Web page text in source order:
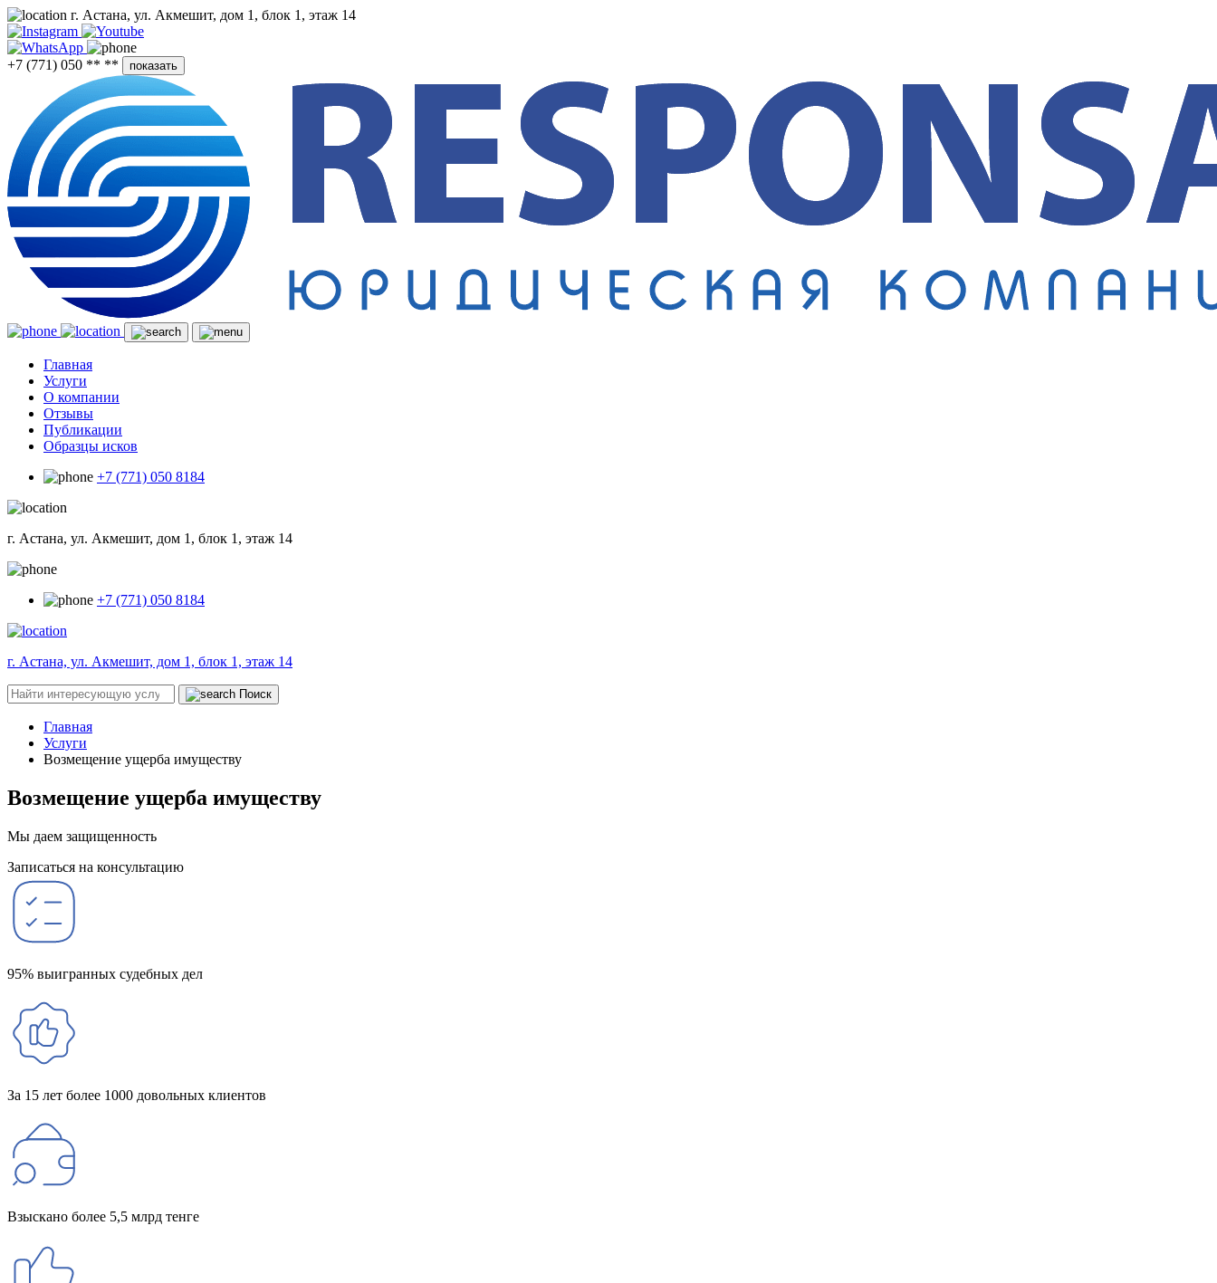
г. Астана, ул. Акмешит, дом 1, блок 1, этаж 14
+7 (771) 050 ** ** показать
Главная
Услуги
О компании
Отзывы
Публикации
Образцы исков
+7 (771) 050 8184
г. Астана, ул. Акмешит, дом 1, блок 1, этаж 14
+7 (771) 050 8184
г. Астана, ул. Акмешит, дом 1, блок 1, этаж 14
Поиск
Главная
Услуги
Возмещение ущерба имуществу
Возмещение ущерба имуществу
Мы даем защищенность
Записаться на консультацию
95% выигранных судебных дел
За 15 лет более 1000 довольных клиентов
Взыскано более 5,5 млрд тенге